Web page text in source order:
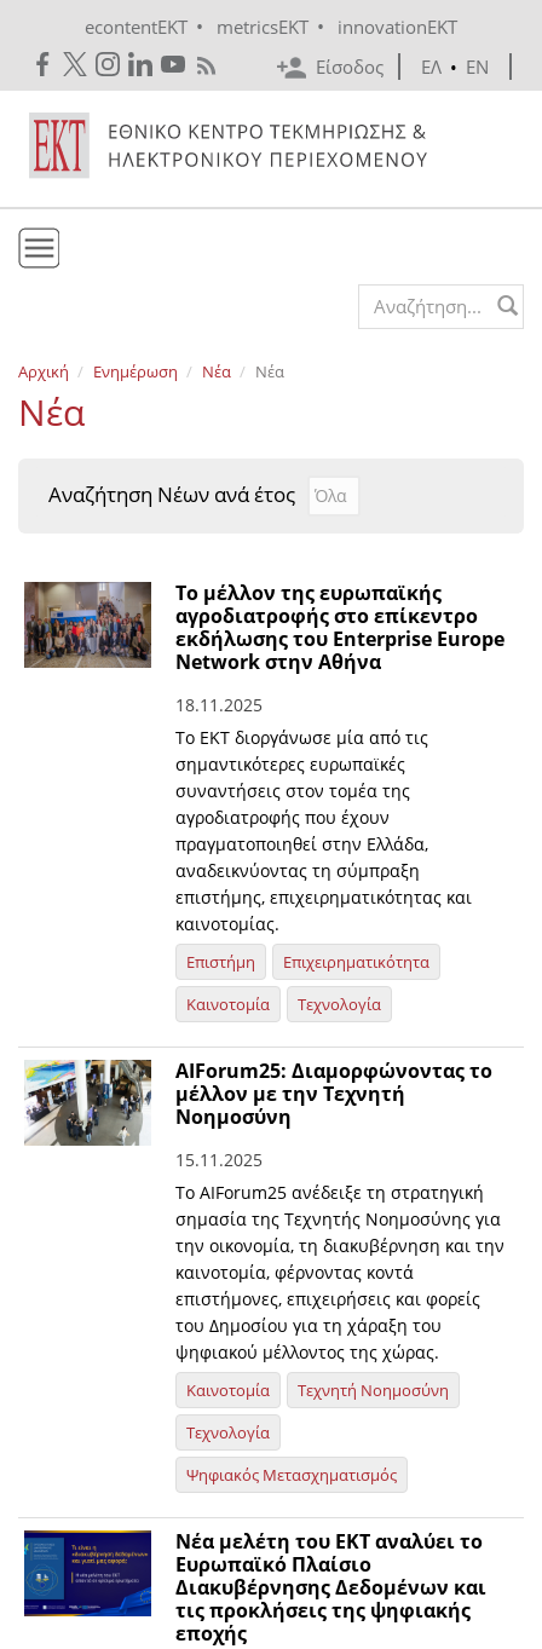
econtentEKT • metricsEKT •
innovationEKT
Είσοδος
ΕΛ • EN
Εκδόσεις
Ενημέρωση
Search form
Αρχική Ενημέρωση Νέα Νέα
Νέα
Αναζήτηση Νέων ανά έτος Αναζήτηση Νέων ανά
Year
Το μέλλον της ευρωπαϊκής
αγροδιατροφής στο επίκεντρο
εκδήλωσης του Enterprise Europe
Network στην Αθήνα
18.11.2025
Το ΕΚΤ διοργάνωσε μία από τις
σημαντικότερες ευρωπαϊκές
συναντήσεις στον τομέα της
αγροδιατροφής που έχουν
πραγματοποιηθεί στην Ελλάδα,
αναδεικνύοντας τη σύμπραξη
επιστήμης, επιχειρηματικότητας και
καινοτομίας.
Επιστήμη
Επιχειρηματικότητα
Καινοτομία
Τεχνολογία
ΑΙForum25: Διαμορφώνοντας το
μέλλον με την Τεχνητή
Νοημοσύνη
15.11.2025
Το AIForum25 ανέδειξε τη στρατηγική
σημασία της Τεχνητής Νοημοσύνης για
την οικονομία, τη διακυβέρνηση και την
καινοτομία, φέρνοντας κοντά
επιστήμονες, επιχειρήσεις και φορείς
του Δημοσίου για τη χάραξη του
ψηφιακού μέλλοντος της χώρας.
Καινοτομία
Τεχνητή Νοημοσύνη
Τεχνολογία
Ψηφιακός Μετασχηματισμός
Νέα μελέτη του ΕΚΤ αναλύει το
Ευρωπαϊκό Πλαίσιο
Διακυβέρνησης Δεδομένων και
τις προκλήσεις της ψηφιακής
εποχής